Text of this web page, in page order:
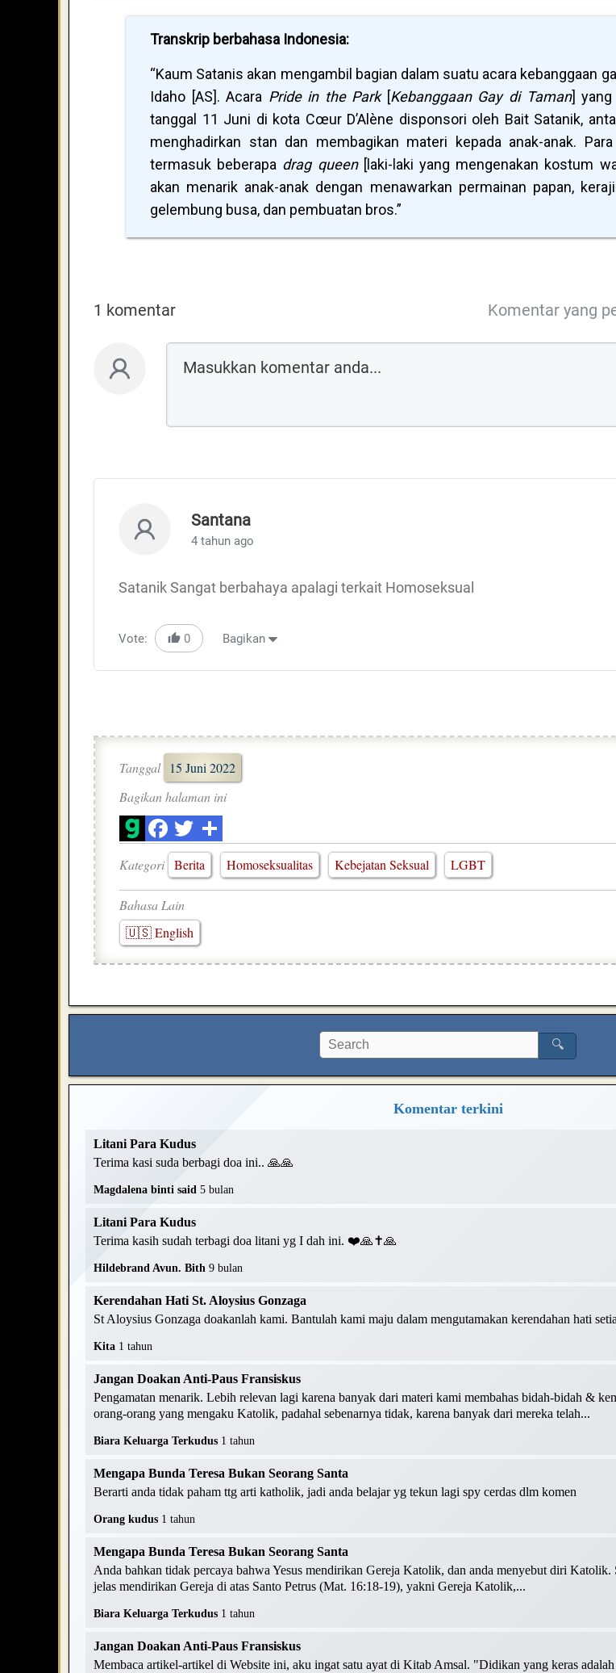
Transkrip berbahasa Indonesia:
“Kaum Satanis akan mengambil bagian dalam suatu acara kebanggaan
Idaho [AS]. Acara Pride in the Park [Kebanggaan Gay di Taman] yang
tanggal 11 Juni di kota Cœur D’Alène disponsori oleh Bait Satanik,
menghadirkan stan dan membagikan materi kepada anak-anak.
termasuk beberapa drag queen[laki-laki yang mengenakan kostum
akan menarik anak-anak dengan menawarkan permainan papan,
gelembung busa, dan pembuatan bros.”
1 komentar Komentar yang
Santana
4 tahun ago
Satanik Sangat berbahaya apalagi terkait Homoseksual
Vote: 0 Bagikan
Tanggal 15 Juni 2022
Bagikan halaman ini
Kategori Berita Homoseksualitas Kebejatan Seksual LGBT
Bahasa Lain
🇺🇸 English
🔍
Komentar terkini
Litani Para Kudus
Terima kasi suda berbagi doa ini.. 🙏🙏
Magdalena binti said 5 bulan
Litani Para Kudus
Terima kasih sudah terbagi doa litani yg I dah ini. ❤️🙏✝️🙏
Hildebrand Avun. Bith 9 bulan
Kerendahan Hati St. Aloysius Gonzaga
St Aloysius Gonzaga doakanlah kami. Bantulah kami maju dalam mengutamakan kerendahan hati
Kita 1 tahun
Jangan Doakan Anti-Paus Fransiskus
Pengamatan menarik. Lebih relevan lagi karena banyak dari materi kami membahas bidah-bidah &
orang-orang yang mengaku Katolik, padahal sebenarnya tidak, karena banyak dari mereka telah...
Biara Keluarga Terkudus 1 tahun
Mengapa Bunda Teresa Bukan Seorang Santa
Berarti anda tidak paham ttg arti katholik, jadi anda belajar yg tekun lagi spy cerdas dlm komen
Orang kudus 1 tahun
Mengapa Bunda Teresa Bukan Seorang Santa
Anda bahkan tidak percaya bahwa Yesus mendirikan Gereja Katolik, dan anda menyebut diri Katolik.
jelas mendirikan Gereja di atas Santo Petrus (Mat. 16:18-19), yakni Gereja Katolik,...
Biara Keluarga Terkudus 1 tahun
Jangan Doakan Anti-Paus Fransiskus
Membaca artikel-artikel di Website ini, aku ingat satu ayat di Kitab Amsal. "Didikan yang keras